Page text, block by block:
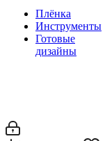
Плёнка
Инструменты
Готовые
дизайны